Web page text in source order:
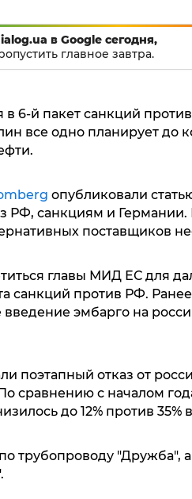
в Google сегодня,
главное завтра.
6-й пакет санкций
все одно планирует до
опубликовали
РФ, санкциям и Германии.
поставщиков
главы МИД ЕС для
санкций против РФ.
эмбарго на
поэтапный отказ от
сравнению с началом
до 12% против 35%
трубопроводу "Дружба",